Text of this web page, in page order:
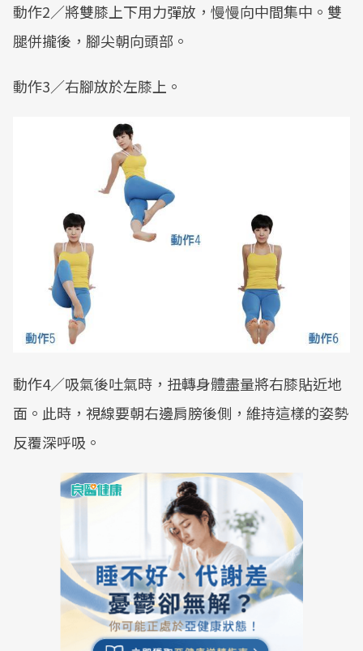
Mute
動作2／將雙膝上下用力彈放，慢慢向中間集中。雙
腿併攏後，腳尖朝向頭部。
動作3／右腳放於左膝上。
動作4／吸氣後吐氣時，扭轉身體盡量將右膝貼近地
面。此時，視線要朝右邊肩膀後側，維持這樣的姿勢
反覆深呼吸。